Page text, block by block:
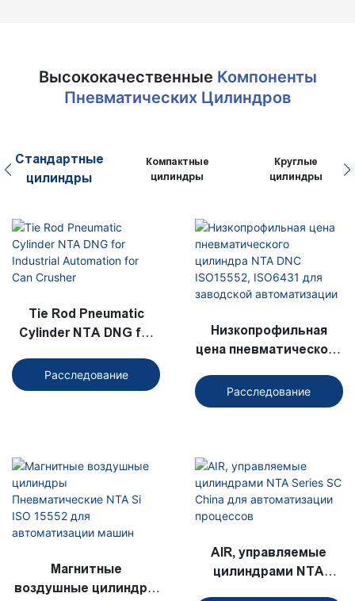
Высококачественные Компоненты
Пневматических Цилиндров
Стандартные
цилиндры
Компактные
цилиндры
Круглые
цилиндры
Tie Rod Pneumatic
Cylinder NTA DNG for
for Can Crusher
Расследование
Низкопрофильная
цена пневматического
ISO15552, ISO6431 для
заводской
Расследование
Магнитные
воздушные цилиндры
AIR, управляемые
цилиндрами NTA